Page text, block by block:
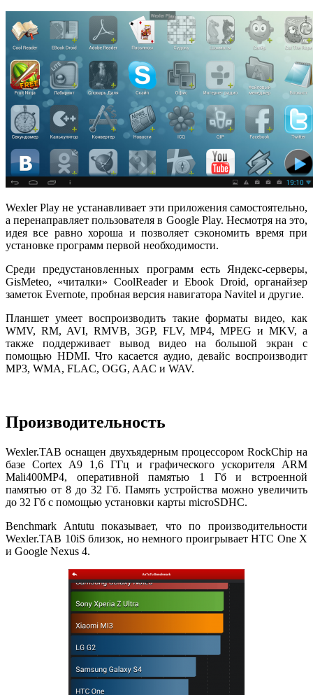
Wexler Play не устанавливает эти приложения самостоятельно,
а перенаправляет пользователя в Google Play. Несмотря на это,
идея все равно хороша и позволяет сэкономить время при
установке программ первой необходимости.
Среди предустановленных программ есть Яндекс-серверы,
GisMeteo, «читалки» CoolReader и Ebook Droid, органайзер
заметок Evernote, пробная версия навигатора Navitel и другие.
Планшет умеет воспроизводить такие форматы видео, как
WMV, RM, AVI, RMVB, 3GP, FLV, MP4, MPEG и MKV, а
также поддерживает вывод видео на большой экран с
помощью HDMI. Что касается аудио, девайс воспроизводит
MP3, WMA, FLAC, OGG, AAC и WAV.
Производительность
Wexler.TAB оснащен двухъядерным процессором RockChip на
базе Cortex A9 1,6 ГГц и графического ускорителя ARM
Mali400MP4, оперативной памятью 1 Гб и встроенной
памятью от 8 до 32 Гб. Память устройства можно увеличить
до 32 Гб с помощью установки карты microSDHC.
Benchmark Antutu показывает, что по производительности
Wexler.TAB 10iS близок, но немного проигрывает HTC One X
и Google Nexus 4.